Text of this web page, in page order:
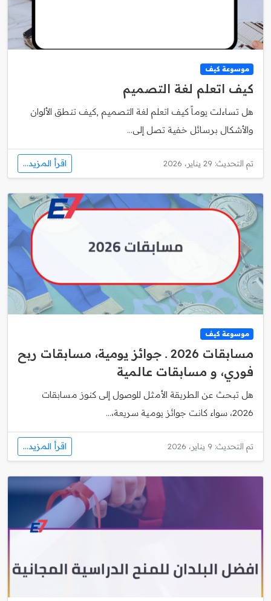
موسوعة كيف
كيف اتعلم لغة التصميم
هل تساءلت يوماً كيف اتعلم لغة التصميم ,كيف تنطق الألوان
والأشكال برسائل خفية تصل إلى...
تم التحديث: 29 يناير، 2026 اقرأ المزيد...
موسوعة كيف
مسابقات 2026 ـ جوائز يومية، مسابقات ربح
فوري، و مسابقات عالمية
هل تبحث عن الطريقة الأمثل للوصول إلى كنوز مسابقات
2026، سواء كانت جوائز يومية سريعة،...
تم التحديث: 9 يناير، 2026 اقرأ المزيد...